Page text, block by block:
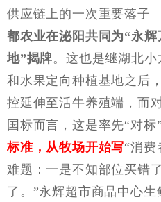
供应链上的一次重要落子
都农业在泌阳共同为“永辉
地”揭牌。这也是继湖北
和水果定向种植基地之后
控延伸至活牛养殖端，而
国标而言，这是率先“对标
标准，从牧场开始写“消费
难题：一是不知部位买错
了。”永辉超市商品中心